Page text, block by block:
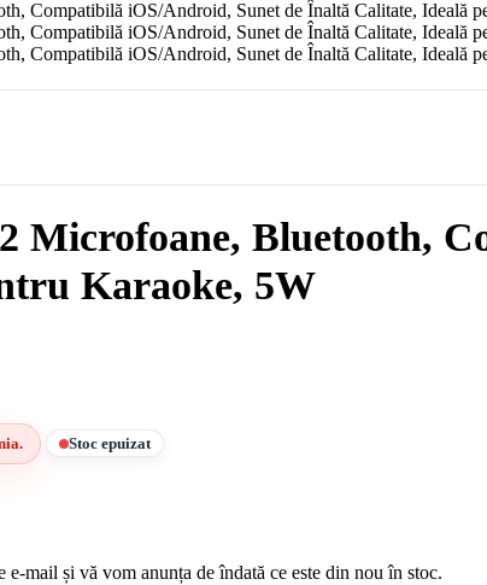
Microfoane, Bluetooth,
Karaoke, 5W
Stoc epuizat
mail și vă vom anunța de îndată ce este din nou în stoc.